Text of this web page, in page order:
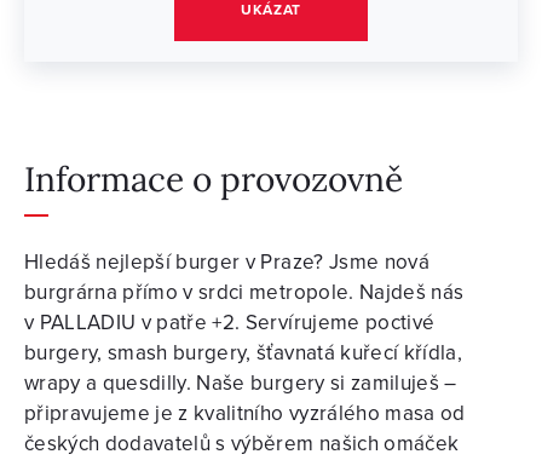
UKÁZAT
Informace o provozovně
Hledáš nejlepší burger v Praze? Jsme nová
burgrárna přímo v srdci metropole. Najdeš nás
v PALLADIU v patře +2. Servírujeme poctivé
burgery, smash burgery, šťavnatá kuřecí křídla,
wrapy a quesdilly. Naše burgery si zamiluješ –
připravujeme je z kvalitního vyzrálého masa od
českých dodavatelů s výběrem našich omáček